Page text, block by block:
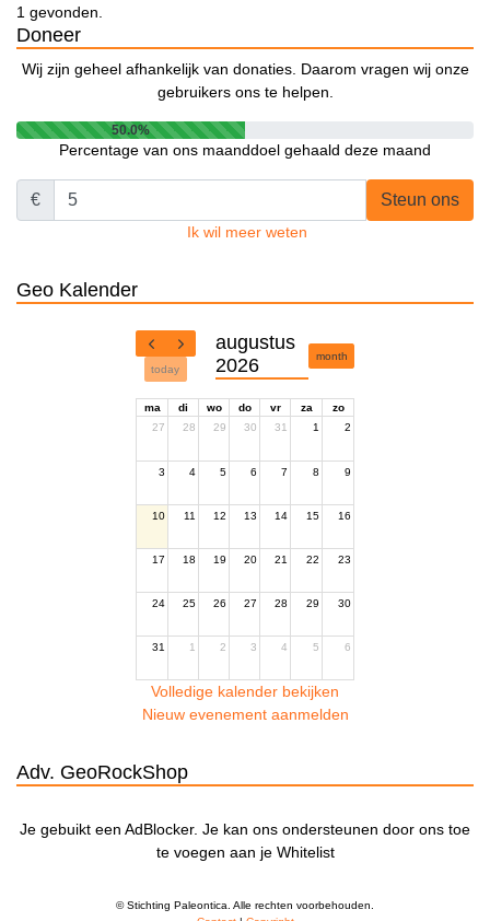
1 gevonden.
Doneer
Wij zijn geheel afhankelijk van donaties. Daarom vragen wij onze
gebruikers ons te helpen.
50.0%
Percentage van ons maanddoel gehaald deze maand
€ Steun ons
Ik wil meer weten
Geo Kalender
today
augustus
2026
month
ma di wo do vr za
zo
27
28 29 30 31 1 2
3 4 5 6 7 8 9
10 11 12 13 14 15 16
17 18 19 20 21 22 23
24 25 26 27 28 29 30
31 1 2 3 4 5 6
Volledige kalender bekijken
Nieuw evenement aanmelden
Adv. GeoRockShop
Je gebuikt een AdBlocker. Je kan ons ondersteunen door ons toe
te voegen aan je Whitelist
© Stichting Paleontica. Alle rechten voorbehouden.